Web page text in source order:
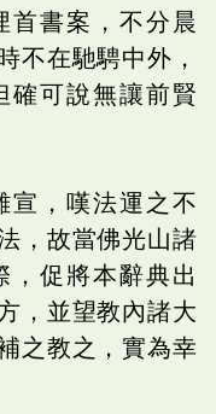
首書案，不分晨
不在馳騁中外，
確可說無讓前賢
宣，嘆法運之不
，故當佛光山諸
，促將本辭典出
，並望教內諸大
之教之，實為幸